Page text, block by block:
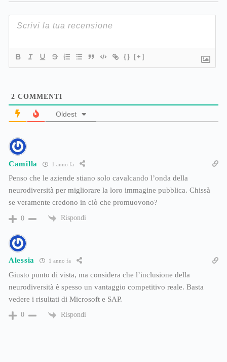
{} [+]
2 COMMENTI
Oldest
Camilla 1 anno fa
Penso che le aziende stiano solo cavalcando l’onda della
neurodiversità per migliorare la loro immagine pubblica. Chissà
se veramente credono in ciò che promuovono?
0 Rispondi
Alessia 1 anno fa
Giusto punto di vista, ma considera che l’inclusione della
neurodiversità è spesso un vantaggio competitivo reale. Basta
vedere i risultati di Microsoft e SAP.
0 Rispondi